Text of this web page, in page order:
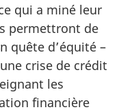
qui a miné leur
permettront de
quête d’équité –
crise de crédit
les
financière